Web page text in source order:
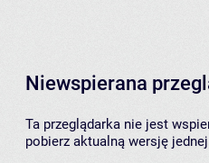
Niewspierana
Ta przeglądarka nie jest
pobierz aktualną wersję